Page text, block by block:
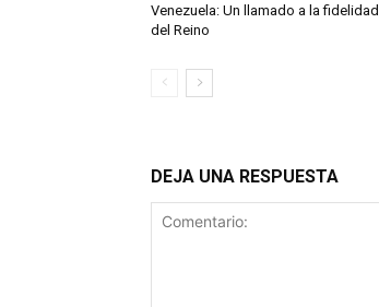
Venezuela: Un llamado a la fidelidad
del Reino
DEJA UNA RESPUESTA